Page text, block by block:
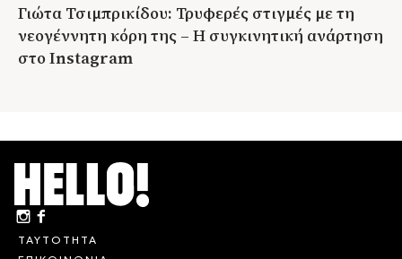
Γιώτα Τσιμπρικίδου: Τρυφερές στιγμές με τη
νεογέννητη κόρη της – Η συγκινητική ανάρτηση
στο Instagram
ΤΑΥΤΟΤΗΤΑ